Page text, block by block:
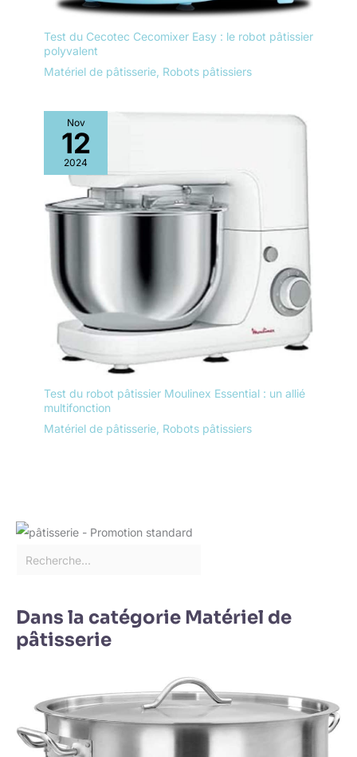
Test du Cecotec Cecomixer Easy : le robot pâtissier
polyvalent
Matériel de pâtisserie Robots pâtissiers
Nov
12
2024
Test du robot pâtissier Moulinex Essential : un allié
multifonction
Matériel de pâtisserie Robots pâtissiers
Dans la catégorie Matériel de
pâtisserie